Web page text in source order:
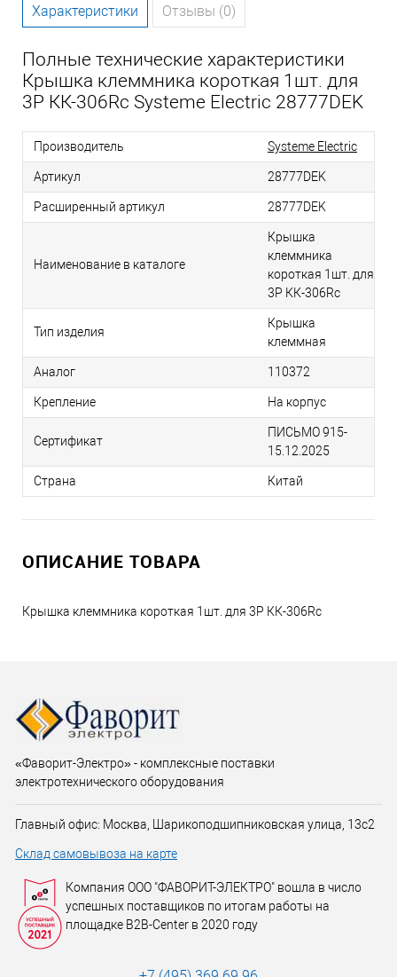
Характеристики Отзывы (0)
Полные технические характеристики
Крышка клеммника короткая 1шт. для
3Р КК-306Rc Systeme Electric 28777DEK
Производитель Systeme Electric
Артикул 28777DEK
Расширенный артикул 28777DEK
Наименование в каталоге
Крышка
клеммника
короткая 1шт. для
3Р КК-306Rc
Тип изделия
Крышка
клеммная
Аналог 110372
Крепление На корпус
Сертификат
ПИСЬМО 915-
15.12.2025
Страна Китай
ОПИСАНИЕ ТОВАРА
Крышка клеммника короткая 1шт. для 3Р КК-306Rc
«Фаворит-Электро» - комплексные поставки
электротехнического оборудования
Главный офис: Москва, Шарикоподшипниковская улица, 13с2
Склад самовывоза на карте
Компания ООО "ФАВОРИТ-ЭЛЕКТРО" вошла в число
успешных поставщиков по итогам работы на
площадке B2B-Center в 2020 году